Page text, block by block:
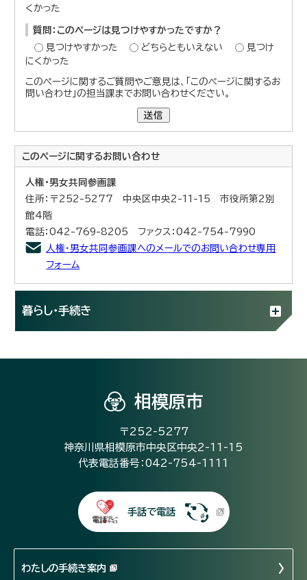
くかった
質問：このページは見つけやすかったですか？
見つけやすかった
どちらともいえない
見つけ
にくかった
このページに関するご質問やご意見は、「このページに関するお
問い合わせ」の担当課までお問い合わせください。
送信
このページに関するお問い合わせ
人権・男女共同参画課
住所：〒252-5277 中央区中央2-11-15 市役所第2別
館4階
電話：042-769-8205 ファクス：042-754-7990
人権・男女共同参画課へのメールでのお問い合わせ専用
フォーム
暮らし・手続き
相模原市
〒252-5277
神奈川県相模原市中央区中央2-11-15
代表電話番号：042-754-1111
手話で電話
わたしの手続き案内